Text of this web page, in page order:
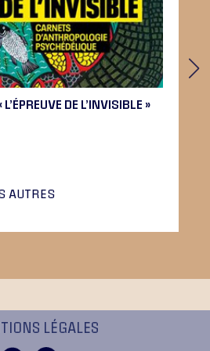
DE L’INVISIBLE »
AUTRES
LÉGALES